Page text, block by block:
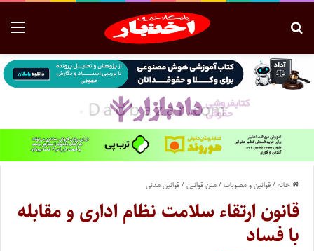
خانه/قوانین و مصوبات/متن قوانین/قوانین مدنی
قانون ارتقاء سلامت نظام اداری و مقابله
با فساد